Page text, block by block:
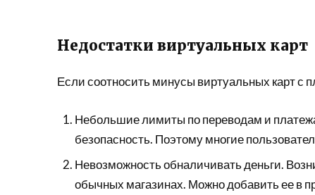
Недостатки виртуальных карт
Если соотносить минусы виртуальных карт с
Небольшие лимиты по переводам и
безопасность. Поэтому многие
Невозможность обналичивать деньги.
обычных магазинах. Можно добавить ее в